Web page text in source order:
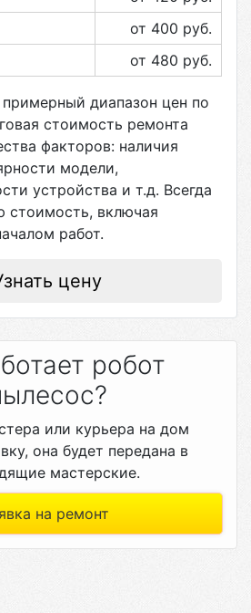
от 400 руб.
от 480 руб.
примерный диапазон цен по
стоимость ремонта
факторов: наличия
модели,
устройства и т.д. Всегда
стоимость, включая
работ.
цену
робот
или курьера на дом
она будет передана в
мастерские.
на ремонт